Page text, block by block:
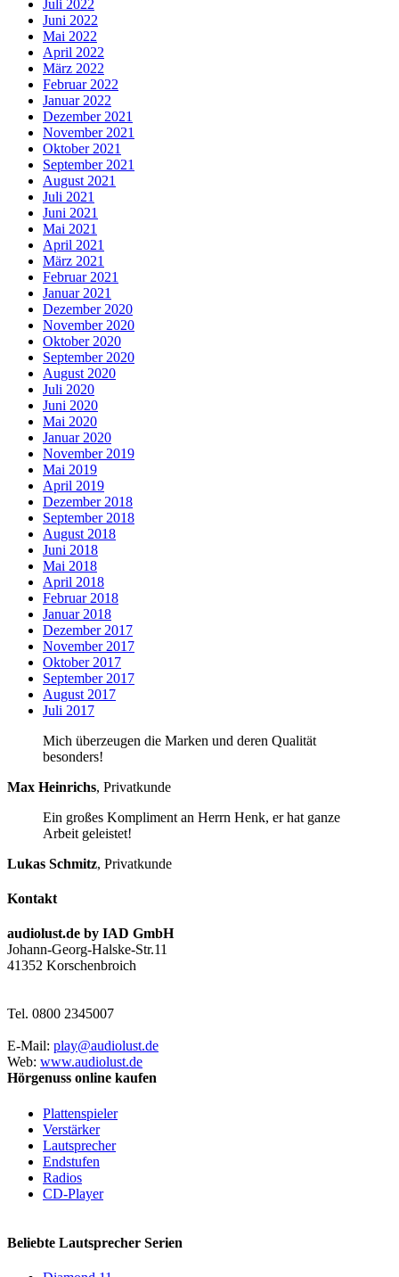
Juli 2022
Juni 2022
Mai 2022
April 2022
März 2022
Februar 2022
Januar 2022
Dezember 2021
November 2021
Oktober 2021
September 2021
August 2021
Juli 2021
Juni 2021
Mai 2021
April 2021
März 2021
Februar 2021
Januar 2021
Dezember 2020
November 2020
Oktober 2020
September 2020
August 2020
Juli 2020
Juni 2020
Mai 2020
Januar 2020
November 2019
Mai 2019
April 2019
Dezember 2018
September 2018
August 2018
Juni 2018
Mai 2018
April 2018
Februar 2018
Januar 2018
Dezember 2017
November 2017
Oktober 2017
September 2017
August 2017
Juli 2017
Mich überzeugen die Marken und deren Qualität
besonders!
Max Heinrichs, Privatkunde
Ein großes Kompliment an Herrn Henk, er hat ganze
Arbeit geleistet!
Lukas Schmitz, Privatkunde
Kontakt
audiolust.de by IAD GmbH
Johann-Georg-Halske-Str.11
41352 Korschenbroich
Tel. 0800 2345007
E-Mail: play@audiolust.de
Web: www.audiolust.de
Hörgenuss online kaufen
Plattenspieler
Verstärker
Lautsprecher
Endstufen
Radios
CD-Player
Beliebte Lautsprecher Serien